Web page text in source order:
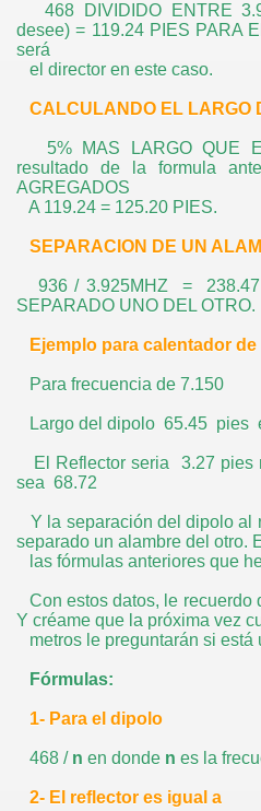
468 DIVIDIDO ENTRE
desee) = 119.24 PIES PARA
será
el director en este caso.
CALCULANDO EL LARGO
5% MAS LARGO QUE
resultado de la formula
AGREGADOS
A 119.24 = 125.20 PIES.
SEPARACION DE UN
936 / 3.925MHZ = 238.47
SEPARADO UNO DEL OTRO.
Ejemplo para calentador de
Para frecuencia de 7.150
Largo del dipolo 65.45 pies
El Reflector seria 3.27 pies
sea 68.72
Y la separación del dipolo al
separado un alambre del otro.
las fórmulas anteriores que
Con estos datos, le recuerdo
Y créame que la próxima vez
metros le preguntarán si está
Fórmulas:
1- Para el dipolo
468 / n en donde n es la
2- El reflector es igual a